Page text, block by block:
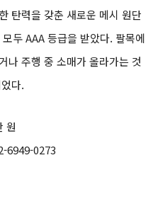
탄력을 갖춘 새로운 메시 원단
두 AAA 등급을 받았다. 팔목에
나 주행 중 소매가 올라가는 것
다.
원
6949-0273